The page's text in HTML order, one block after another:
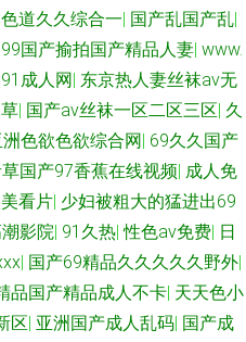
道久久综合一| 国产乱国产乱|
99国产揄拍国产精品人妻| www.
成人网| 东京热人妻丝袜av无
| 国产av丝袜一区二区三区| 久
色欲色欲综合网| 69久久国产
国产97香蕉在线视频| 成人免
看片| 少妇被粗大的猛进出69
影院| 91久热|性色av免费| 日
| 国产69精品久久久久久野外|
品国产精品成人不卡| 天天色小
区| 亚洲国产成人乱码| 国产成